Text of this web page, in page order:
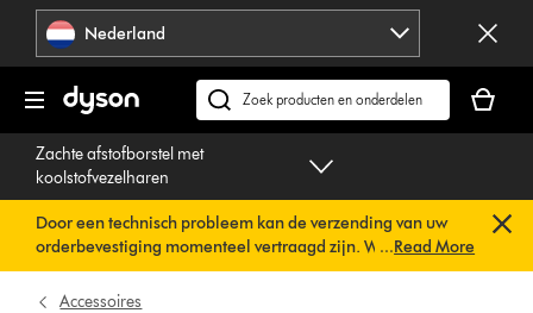
Navigatie
overslaan
Nederland
Zoek
op
is
Zachte afstofborstel met
koolstofvezelharen
Door een technisch probleem kan de verzending van uw
orderbevestiging momenteel vertraagd zijn. We werken al
aan een snelle oplossing.U hoeft verder niets te doen. Uw
orderbevestiging wordt binnenkort automatisch naar u
...Read More
Accessoires